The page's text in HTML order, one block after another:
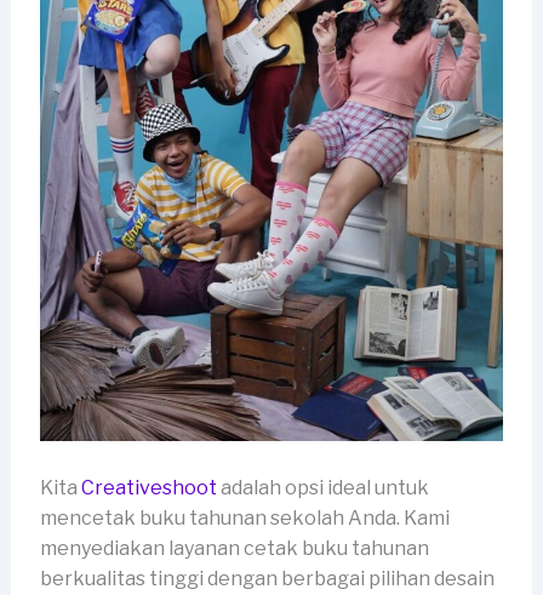
Kita Creativeshoot adalah opsi ideal untuk
mencetak buku tahunan sekolah Anda. Kami
menyediakan layanan cetak buku tahunan
berkualitas tinggi dengan berbagai pilihan desain